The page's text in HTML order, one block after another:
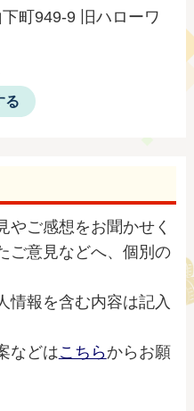
町949-9 旧ハローワ
る
やご感想をお聞かせく
ご意見などへ、個別の
情報を含む内容は記入
などはこちらからお願